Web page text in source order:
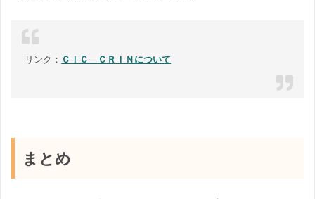
リンク： ＣＩＣ ＣＲＩＮについて
まとめ